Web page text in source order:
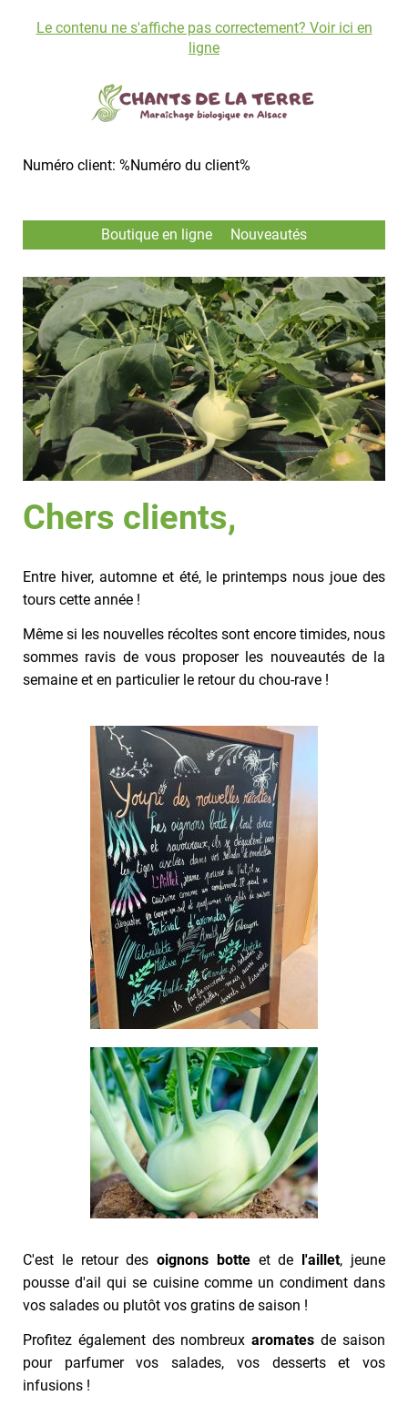
Le contenu ne s'affiche pas correctement? Voir ici en
ligne
Numéro client: %Numéro du client%
Boutique en ligne Nouveautés
Chers clients,
Entre hiver, automne et été, le printemps nous joue des
tours cette année !
Même si les nouvelles récoltes sont encore timides, nous
sommes ravis de vous proposer les nouveautés de la
semaine et en particulier le retour du chou-rave !
C'est le retour desoignons botteet de l'aillet, jeune
pousse d'ail qui se cuisine comme un condiment dans
vos salades ou plutôt vos gratins de saison !
Profitez également des nombreuxaromates de saison
pour parfumer vos salades, vos desserts et vos
infusions !